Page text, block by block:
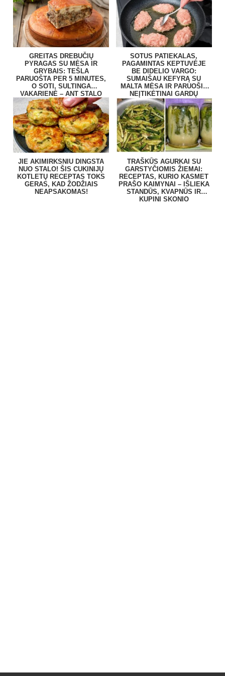
GREITAS DREBUČIŲ
PYRAGAS SU MĖSA IR
GRYBAIS: TEŠLA
PARUOŠTA PER 5 MINUTES,
O SOTI, SULTINGA
VAKARIENĖ – ANT STALO
BE VARGO
SOTUS PATIEKALAS,
PAGAMINTAS KEPTUVĖJE
BE DIDELIO VARGO:
SUMAIŠAU KEFYRĄ SU
MALTA MĖSA IR PARUOŠIU
NEĮTIKĖTINAI GARDŲ
PATIEKALĄ
JIE AKIMIRKSNIU DINGSTA
NUO STALO! ŠIS CUKINIJŲ
KOTLETŲ RECEPTAS TOKS
GERAS, KAD ŽODŽIAIS
NEAPSAKOMAS!
TRAŠKŪS AGURKAI SU
GARSTYČIOMIS ŽIEMAI:
RECEPTAS, KURIO KASMET
PRAŠO KAIMYNAI – IŠLIEKA
STANDŪS, KVAPNŪS IR
KUPINI SKONIO